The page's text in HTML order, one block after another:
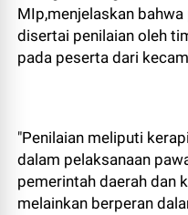
MIp,menjelaskan
disertai penilaian oleh
pada peserta dari
"Penilaian meliputi
dalam pelaksanaan
pemerintah daerah dan
melainkan berperan